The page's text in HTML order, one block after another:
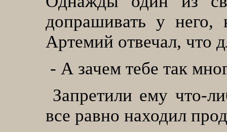
допрашивать у
Артемий отвечал, что
- А зачем тебе так
Запретили ему что-
все равно находил